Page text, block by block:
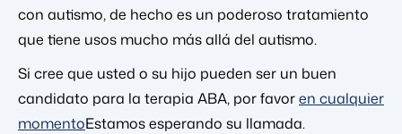
con autismo, de hecho es un poderoso tratamiento
que tiene usos mucho más allá del autismo.
Si cree que usted o su hijo pueden ser un buen
candidato para la terapia ABA, por favoren cualquier
momentoEstamos esperando su llamada.